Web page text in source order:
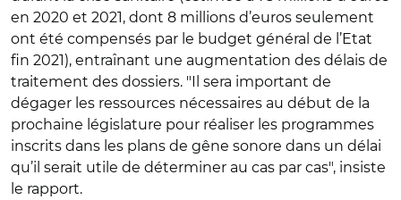
en 2020 et 2021, dont 8 millions d’euros seulement
ont été compensés par le budget général de l’Etat
fin 2021), entraînant une augmentation des délais de
traitement des dossiers. "Il sera important de
dégager les ressources nécessaires au début de la
prochaine législature pour réaliser les programmes
inscrits dans les plans de gêne sonore dans un délai
qu’il serait utile de déterminer au cas par cas", insiste
le rapport.